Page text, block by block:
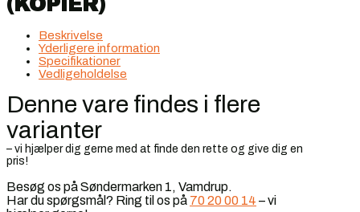
Beskrivelse
Yderligere information
Specifikationer
Vedligeholdelse
Denne vare findes i flere
varianter
– vi hjælper dig gerne med at finde den rette og give dig en
pris!
Besøg os på Søndermarken 1, Vamdrup.
Har du spørgsmål? Ring til os på 70 20 00 14 – vi